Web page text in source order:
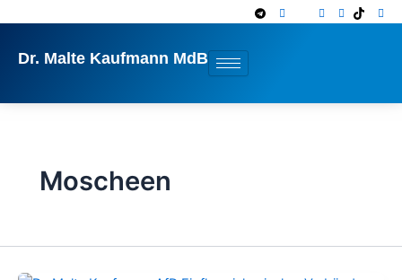
springen
Dr. Malte Kaufmann MdB
Moscheen